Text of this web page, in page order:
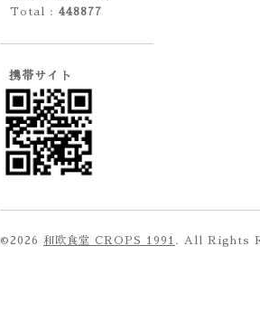
Total : 448877
携帯サイト
©2026 和欧食堂 CROPS 1991 . All Rights